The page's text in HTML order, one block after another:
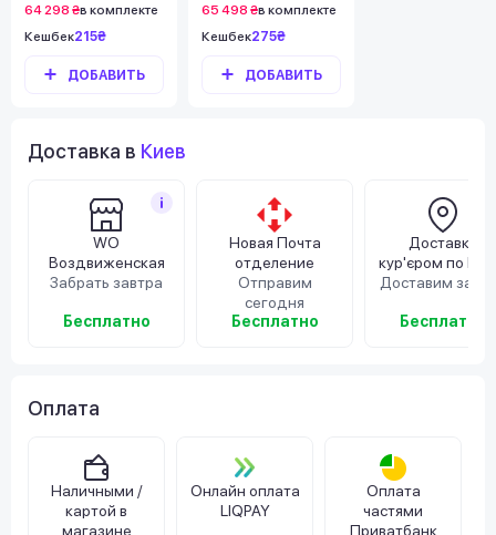
64 298 ₴в комплекте
Кешбек215₴
ДОБАВИТЬ
65 498 ₴в комплекте
Кешбек275₴
ДОБАВИТЬ
Доставка в Киев
WO
Воздвиженская
Забрать завтра
Бесплатно
Новая Почта
отделение
Отправим
сегодня
Бесплатно
Доставка
кур'єром по
Доставим
Бесплатно
Оплата
Наличными /
картой в
магазине
Онлайн оплата
LIQPAY
Оплата
частями
Приватбанк